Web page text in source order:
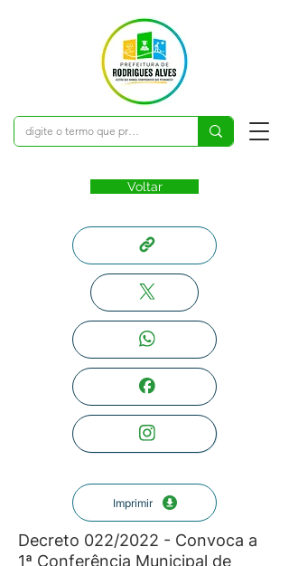
Voltar
Imprimir
Decreto 022/2022 - Convoca a
1ª Conferência Municipal de